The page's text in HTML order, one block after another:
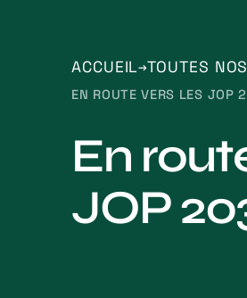
ACCUEIL TOUTES
EN ROUTE VERS LES JOP
En
JOP